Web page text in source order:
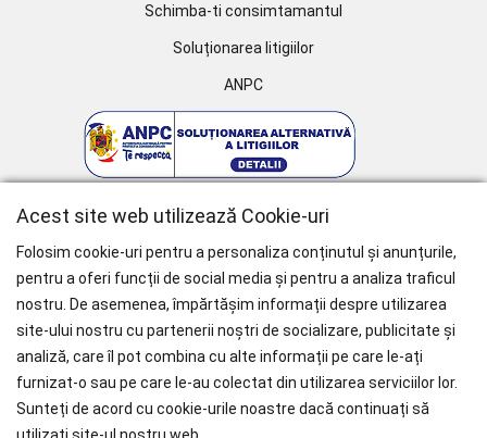
Schimba-ti consimtamantul
Soluționarea litigiilor
ANPC
WHY CHOOSE PAÏSI
Branduri Internationale
Livrare Gratuită pentru Comenzile mai mari de 1000 RON.
Acest site web utilizează Cookie-uri
Folosim cookie-uri pentru a personaliza conținutul și anunțurile,
pentru a oferi funcții de social media și pentru a analiza traficul
nostru. De asemenea, împărtășim informații despre utilizarea
site-ului nostru cu partenerii noștri de socializare, publicitate și
analiză, care îl pot combina cu alte informații pe care le-ați
furnizat-o sau pe care le-au colectat din utilizarea serviciilor lor.
Sunteți de acord cu cookie-urile noastre dacă continuați să